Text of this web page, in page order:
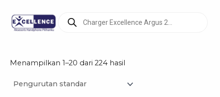
konten
search
Menampilkan 1–20 dari 224 hasil